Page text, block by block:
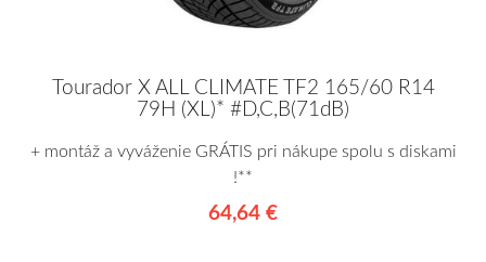
Tourador X ALL CLIMATE TF2 165/60 R14
79H (XL)* #D,C,B(71dB)
+ montáž a vyváženie GRÁTIS pri nákupe spolu s diskami
!**
64,64 €